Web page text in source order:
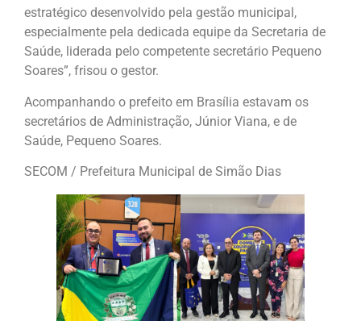
estratégico desenvolvido pela gestão municipal,
especialmente pela dedicada equipe da Secretaria de
Saúde, liderada pelo competente secretário Pequeno
Soares”, frisou o gestor.
Acompanhando o prefeito em Brasília estavam os
secretários de Administração, Júnior Viana, e de
Saúde, Pequeno Soares.
SECOM / Prefeitura Municipal de Simão Dias